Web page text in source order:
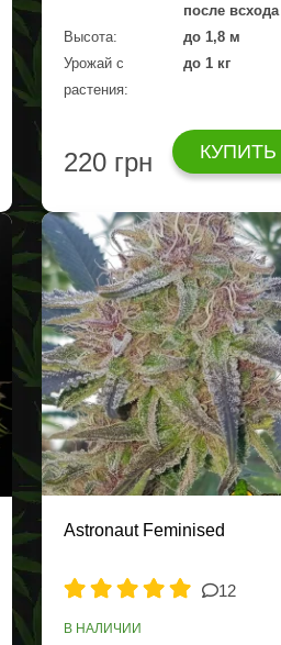
после всхода
Высота:
до 1,8 м
Урожай с
растения:
до 1 кг
220 грн КУПИТЬ
Astronaut Feminised
12
В НАЛИЧИИ